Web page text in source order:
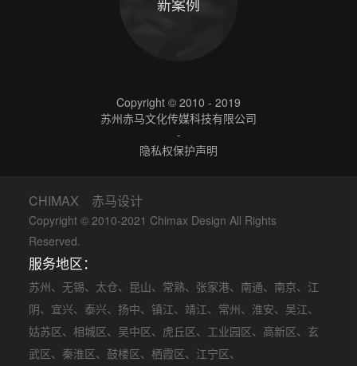
新案例
Copyright © 2010 - 2019
苏州赤马文化传媒科技有限公司
-
隐私权保护声明
CHIMAX 赤马设计
Copyright © 2010-2021 Chimax Design All Rights
Reserved.
服务地区：
苏州、 无锡、 太仓、 昆山、 常熟、 张家港、 南通、 南京、 江
阴、 宜兴、 泰兴、 扬中、 镇江、 靖江、 常州、 淮安、 吴江、
姑苏区、 相城区、 吴中区、 虎丘区、 工业园区、 高新区、 玄
武区、 秦淮区、 鼓楼区、 栖霞区、 江宁区、